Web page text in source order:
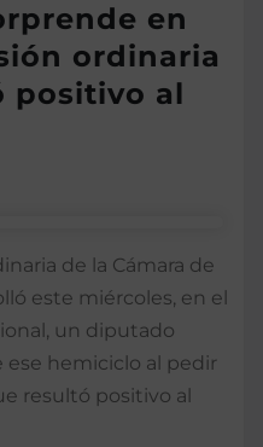
en
ordinaria
positivo al
de la Cámara de
este miércoles, en el
un diputado
hemiciclo al pedir
resultó positivo al